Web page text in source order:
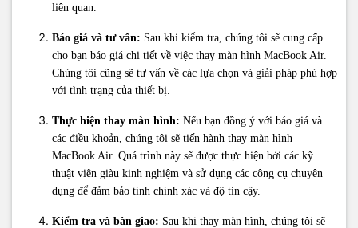
liên quan.
Báo giá và tư vấn: Sau khi kiểm tra, chúng tôi sẽ cung cấp
cho bạn báo giá chi tiết về việc thay màn hình MacBook Air.
Chúng tôi cũng sẽ tư vấn về các lựa chọn và giải pháp phù hợp
với tình trạng của thiết bị.
Thực hiện thay màn hình: Nếu bạn đồng ý với báo giá và
các điều khoản, chúng tôi sẽ tiến hành thay màn hình
MacBook Air. Quá trình này sẽ được thực hiện bởi các kỹ
thuật viên giàu kinh nghiệm và sử dụng các công cụ chuyên
dụng để đảm bảo tính chính xác và độ tin cậy.
Kiểm tra và bàn giao: Sau khi thay màn hình, chúng tôi sẽ